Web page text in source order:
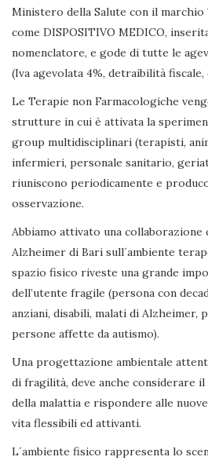
Ministero della Salute con il marchio
come DISPOSITIVO MEDICO,
nomenclatore, e gode di tutte le
(Iva agevolata 4%, detraibilità fiscale,
Le Terapie non Farmacologiche
strutture in cui è attivata la
group multidisciplinari (terapisti,
infermieri, personale sanitario,
riuniscono periodicamente e
osservazione.
Abbiamo attivato una collaborazione
Alzheimer di Bari sull´ambiente
spazio fisico riveste una grande
dell’utente fragile (persona con
anziani, disabili, malati di Alzheimer,
persone affette da autismo).
Una progettazione ambientale
di fragilità, deve anche considerare
della malattia e rispondere alle
vita flessibili ed attivanti.
L´ambiente fisico rappresenta lo